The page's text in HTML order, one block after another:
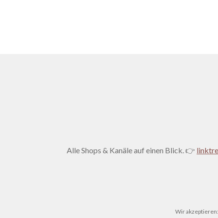
Alle Shops & Kanäle auf einen Blick. 👉
Wir akzeptieren: